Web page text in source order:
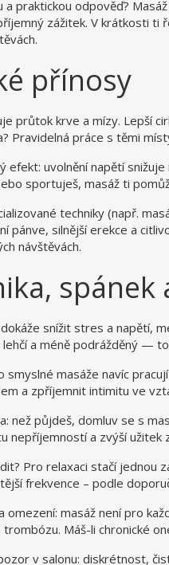
a praktickou odpověď?
zážitek. V krátkosti ti
přínosy
průtok krve a mízy. Lepší
Pravidelná práce s těmi
efekt: uvolnění napětí
sportuješ, masáž ti
techniky (např.
pánve, silnější erekce a
návštěvách.
dokáže snížit stres a napětí,
a méně podrážděný —
smyslné masáže navíc
a zpříjemnit intimitu ve
než půjdeš, domluv se s
nepříjemností a zvýší užitek
Pro relaxaci stačí jednou
frekvence – podle
omezení: masáž není pro
Máš-li chronické
v salonu: diskrétnost,